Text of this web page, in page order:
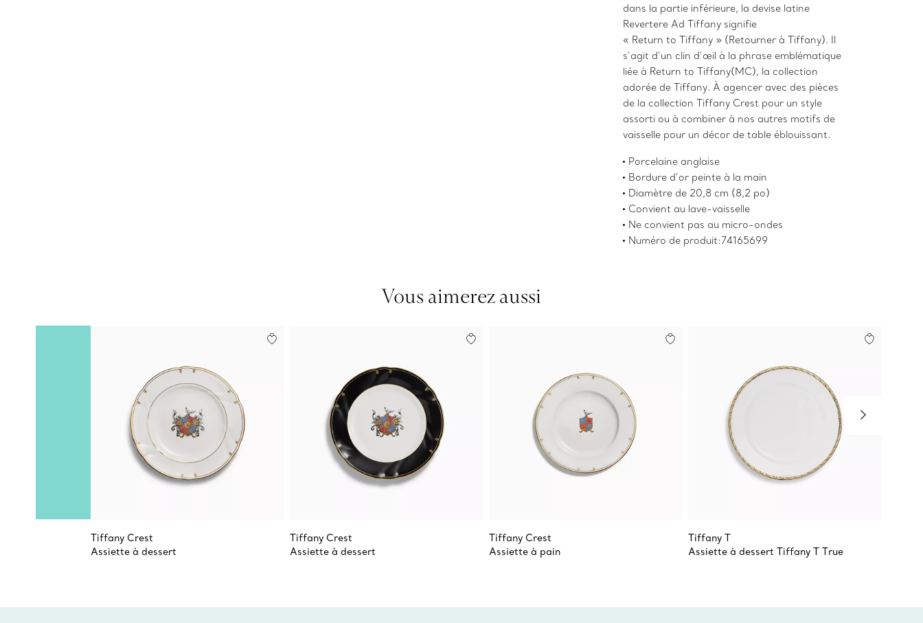
dans la partie inférieure, la devise latine
Revertere Ad Tiffany signifie
« Return to Tiffany » (Retourner à Tiffany). Il
s’agit d’un clin d’œil à la phrase emblématique
liée à Return to Tiffany(MC), la collection
adorée de Tiffany. À agencer avec des pièces
de la collection Tiffany Crest pour un style
assorti ou à combiner à nos autres motifs de
vaisselle pour un décor de table éblouissant.
Porcelaine anglaise
Bordure d’or peinte à la main
Diamètre de 20,8 cm (8,2 po)
Convient au lave-vaisselle
Ne convient pas au micro-ondes
Numéro de produit:74165699
Vous aimerez aussi
Tiffany Crest
Assiette à dessert
Tiffany Crest
Assiette à dessert
Tiffany Crest
Assiette à pain
Tiffany T
Assiette à dessert Tiffany T True